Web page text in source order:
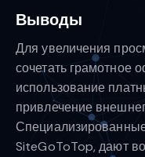
Выводы
Для увеличения
сочетать грамотное
использование
привлечение
SiteGoToTop, дают